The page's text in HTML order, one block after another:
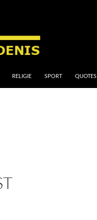
RELIGIE SPORT QUOTES